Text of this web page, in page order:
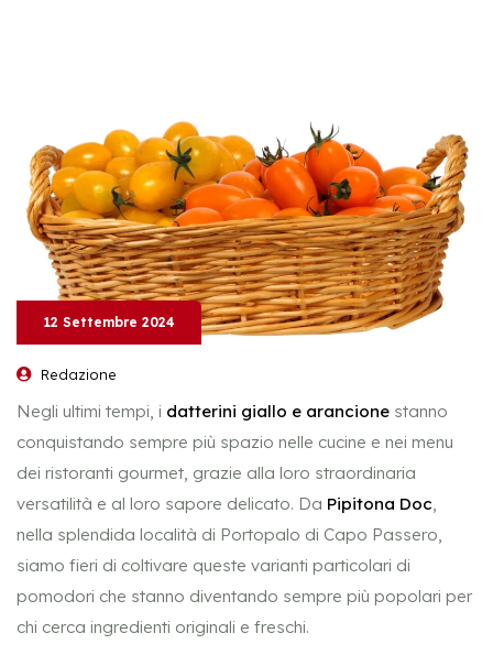
12 Settembre 2024
Redazione
Negli ultimi tempi, i datterini giallo e arancione stanno
conquistando sempre più spazio nelle cucine e nei menu
dei ristoranti gourmet, grazie alla loro straordinaria
versatilità e al loro sapore delicato. Da Pipitona Doc,
nella splendida località di Portopalo di Capo Passero,
siamo fieri di coltivare queste varianti particolari di
pomodori che stanno diventando sempre più popolari per
chi cerca ingredienti originali e freschi.